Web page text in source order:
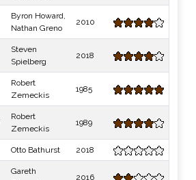
Byron Howard,
Nathan Greno
2010
Steven
Spielberg
2018
Robert
Zemeckis
1985
Robert
Zemeckis
1989
Otto Bathurst 2018
Gareth
2016